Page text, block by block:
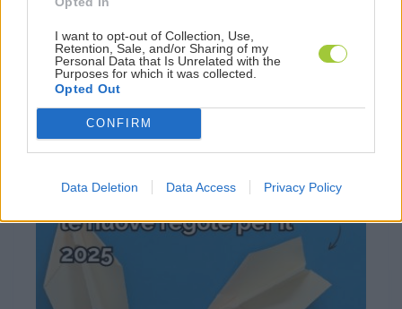
I want to opt-out of Collection, Use,
Retention, Sale, and/or Sharing of my
Personal Data that Is Unrelated with the
Purposes for which it was collected.
Opted Out
CONFIRM
Data Deletion Data Access Privacy Policy